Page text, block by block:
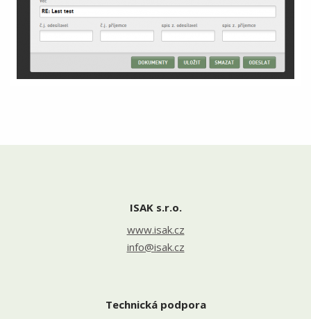
ISAK s.r.o.
www.isak.cz
info@isak.cz
Technická podpora